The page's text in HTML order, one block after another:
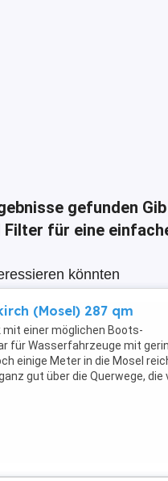
gefunden
für eine
könnten
(Mosel) 287 qm
mit einer möglichen Boots-
für Wasserfahrzeuge mit
einige Meter in die Mosel
gut über die Querwege, die
...